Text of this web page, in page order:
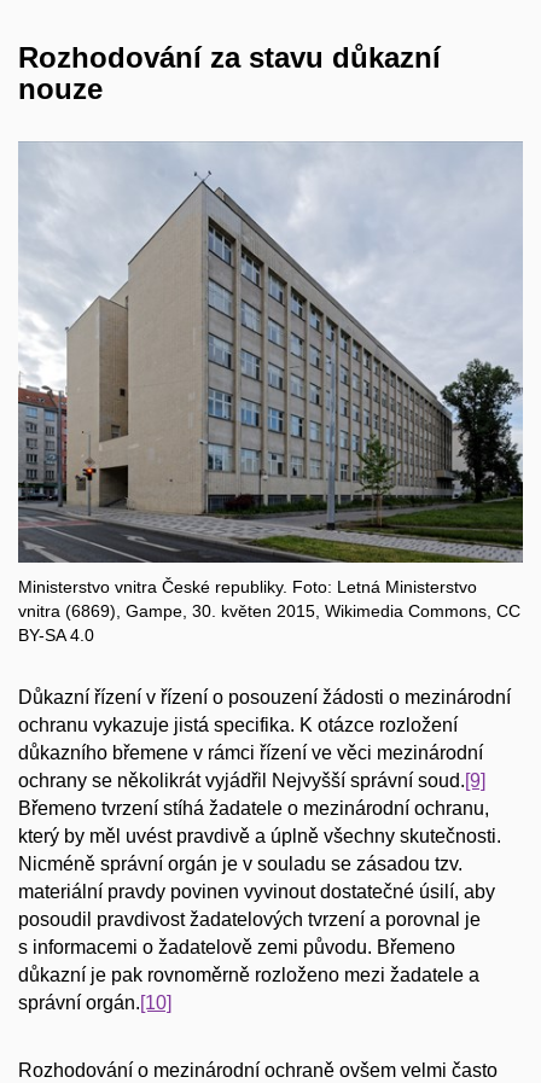
Rozhodování za stavu důkazní
nouze
Ministerstvo vnitra České republiky. Foto: Letná Ministerstvo
vnitra (6869), Gampe, 30. květen 2015, Wikimedia Commons, CC
BY-SA 4.0
Důkazní řízení v řízení o posouzení žádosti o mezinárodní
ochranu vykazuje jistá specifika. K otázce rozložení
důkazního břemene v rámci řízení ve věci mezinárodní
ochrany se několikrát vyjádřil Nejvyšší správní soud.[9]
Břemeno tvrzení stíhá žadatele o mezinárodní ochranu,
který by měl uvést pravdivě a úplně všechny skutečnosti.
Nicméně správní orgán je v souladu se zásadou tzv.
materiální pravdy povinen vyvinout dostatečné úsilí, aby
posoudil pravdivost žadatelových tvrzení a porovnal je
s informacemi o žadatelově zemi původu. Břemeno
důkazní je pak rovnoměrně rozloženo mezi žadatele a
správní orgán.[10]
Rozhodování o mezinárodní ochraně ovšem velmi často